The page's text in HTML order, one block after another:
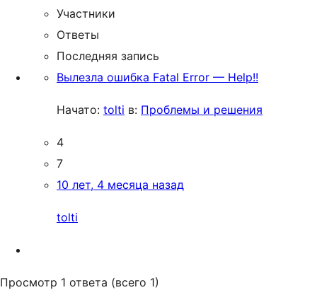
Участники
Ответы
Последняя запись
Вылезла ошибка Fatal Error — Help!!
Начато: tolti в: Проблемы и решения
4
7
10 лет, 4 месяца назад
tolti
Просмотр 1 ответа (всего 1)